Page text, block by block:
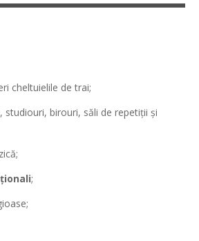
cheltuielile de trai;
studiouri, birouri, săli de repetiții și
;